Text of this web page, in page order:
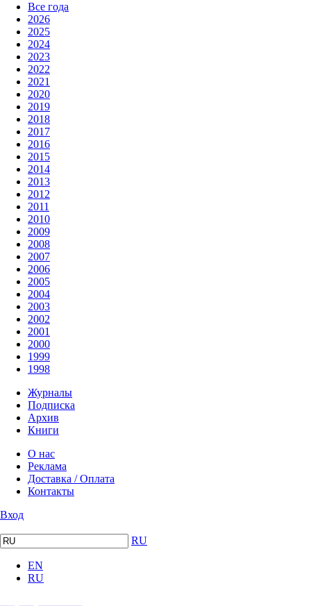
Все года
2026
2025
2024
2023
2022
2021
2020
2019
2018
2017
2016
2015
2014
2013
2012
2011
2010
2009
2008
2007
2006
2005
2004
2003
2002
2001
2000
1999
1998
Журналы
Подписка
Архив
Книги
О нас
Реклама
Доставка / Оплата
Контакты
Вход
RU
EN
RU